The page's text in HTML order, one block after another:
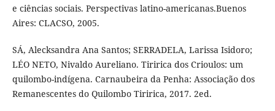
e ciências sociais. Perspectivas latino-americanas.Buenos
Aires: CLACSO, 2005.
SÁ, Alecksandra Ana Santos; SERRADELA, Larissa Isidoro;
LÉO NETO, Nivaldo Aureliano. Tiririca dos Crioulos: um
quilombo-indígena. Carnaubeira da Penha: Associação dos
Remanescentes do Quilombo Tiririca, 2017. 2ed.